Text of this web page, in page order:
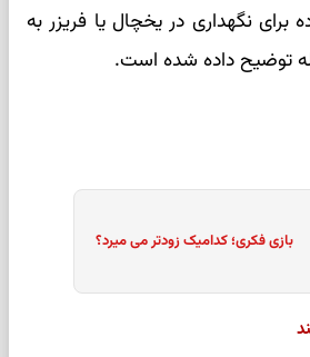
نگهداری در یخچال یا فریزر به
توضیح داده شده است.
بازی فکری؛ کدامیک زودتر می میرد؟